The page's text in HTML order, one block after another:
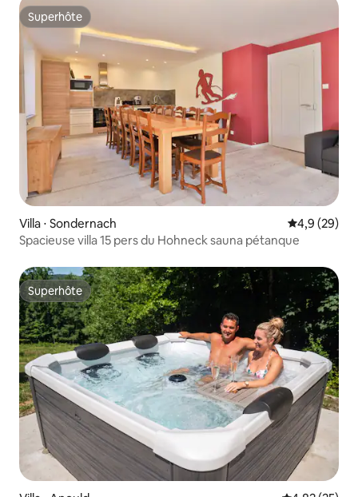
Superhôte
Superhôte
Villa ⋅ Sondernach Évaluation
4,9 (29)
Spacieuse villa 15 pers du Hohneck sauna pétanque
Superhôte
Superhôte